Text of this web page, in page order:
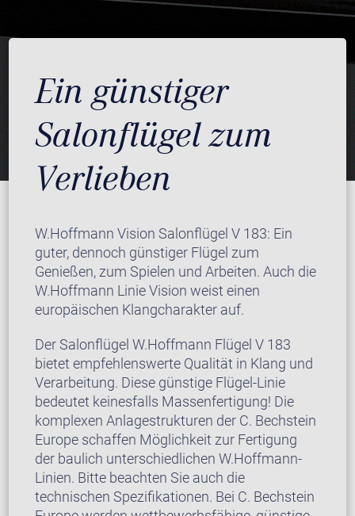
Ein günstiger
Salonflügel zum
Verlieben
W.Hoffmann Vision Salonflügel V 183: Ein
guter, dennoch günstiger Flügel zum
Genießen, zum Spielen und Arbeiten. Auch die
W.Hoffmann Linie Vision weist einen
europäischen Klangcharakter auf.
Der Salonflügel W.Hoffmann Flügel V 183
bietet empfehlenswerte Qualität in Klang und
Verarbeitung. Diese günstige Flügel-Linie
bedeutet keinesfalls Massenfertigung! Die
komplexen Anlagestrukturen der C. Bechstein
Europe schaffen Möglichkeit zur Fertigung
der baulich unterschiedlichen W.Hoffmann-
Linien. Bitte beachten Sie auch die
technischen Spezifikationen. Bei C. Bechstein